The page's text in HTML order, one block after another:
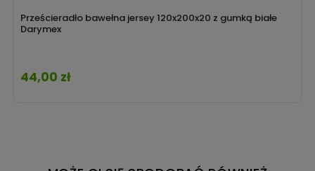
Prześcieradło bawełna jersey 120x200x20 z gumką białe
Darymex
Cena
44,00 zł